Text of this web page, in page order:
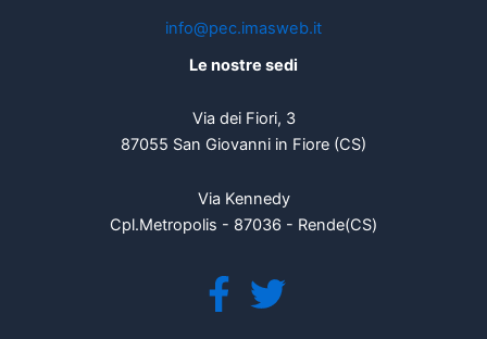
info@pec.imasweb.it
Le nostre sedi
Via dei Fiori, 3
87055 San Giovanni in Fiore (CS)
Via Kennedy
Cpl.Metropolis - 87036 - Rende(CS)